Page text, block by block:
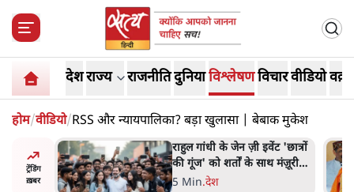
देशराज्य राजनीतिदुनियाविश्लेषणविचारवीडियो
होम/वीडियो/RSS और न्यायपालिका? बड़ा खुलासा | बेबाक मुकेश
ट्रेंडिंग
ख़बर
'छात्रों
मंज़ूरी
सुखबीर बादल और पीएम मोदी
मिले, पंजाब चुनाव से पहले बीजेपी-
अकाली दल गठबंधन की अटकलें
6 Min.पंजाब